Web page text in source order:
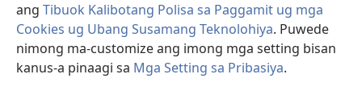
ang Tibuok Kalibotang Polisa sa Paggamit ug mga
Cookies ug Ubang Susamang Teknolohiya. Puwede
nimong ma-customize ang imong mga setting bisan
kanus-a pinaagi sa Mga Setting sa Pribasiya.
Copyright© 2026 Watch Tower Bible and Tract Society of Pennsylvania.
KONDISYONES SA PAGGAMIT
|POLISA SA PRIBASIYA|
SA PRIBASIYA